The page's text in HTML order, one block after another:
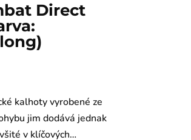
Direct
kalhoty vyrobené ze
jim dodává jednak
v klíčových…